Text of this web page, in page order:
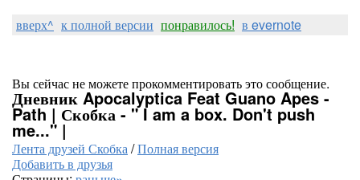
вверх^ к полной версии понравилось! в evernote
Вы сейчас не можете прокомментировать это сообщение.
Дневник Apocalyptica Feat Guano Apes -
Path | Скобка - " I am a box. Don't push
me..." |
Лента друзей Скобка/Полная версия
Добавить в друзья